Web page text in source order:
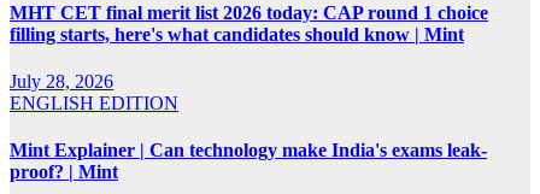
MHT CET final merit list 2026 today: CAP round 1 choice
filling starts, here's what candidates should know | Mint
July 28, 2026
ENGLISH EDITION
Mint Explainer | Can technology make India's exams leak-
proof? | Mint